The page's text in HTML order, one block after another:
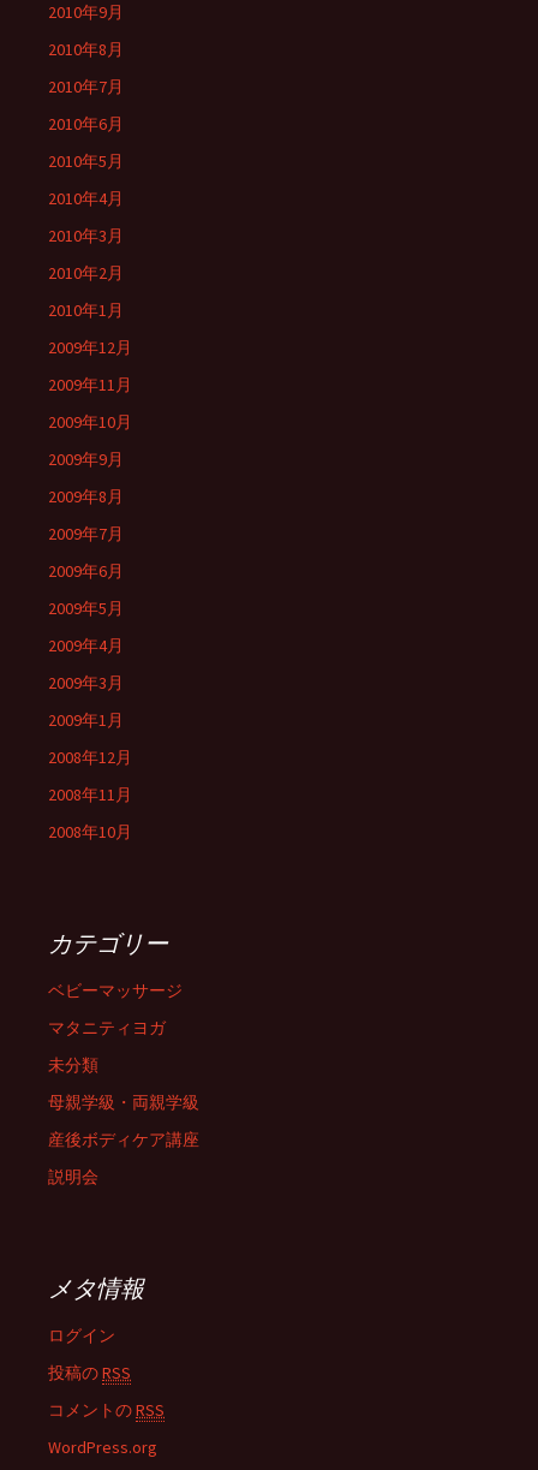
2010年9月
2010年8月
2010年7月
2010年6月
2010年5月
2010年4月
2010年3月
2010年2月
2010年1月
2009年12月
2009年11月
2009年10月
2009年9月
2009年8月
2009年7月
2009年6月
2009年5月
2009年4月
2009年3月
2009年1月
2008年12月
2008年11月
2008年10月
カテゴリー
ベビーマッサージ
マタニティヨガ
未分類
母親学級・両親学級
産後ボディケア講座
説明会
メタ情報
ログイン
投稿のRSS
コメントのRSS
WordPress.org